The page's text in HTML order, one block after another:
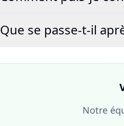
Que se passe-t-il
Notre